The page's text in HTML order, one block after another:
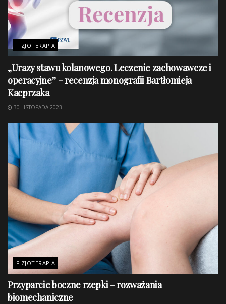
FIZJOTERAPIA
„Urazy stawu kolanowego. Leczenie zachowawcze i
operacyjne” – recenzja monografii Bartłomieja
Kacprzaka
30 LISTOPADA 2023
FIZJOTERAPIA
Przyparcie boczne rzepki – rozważania
biomechaniczne